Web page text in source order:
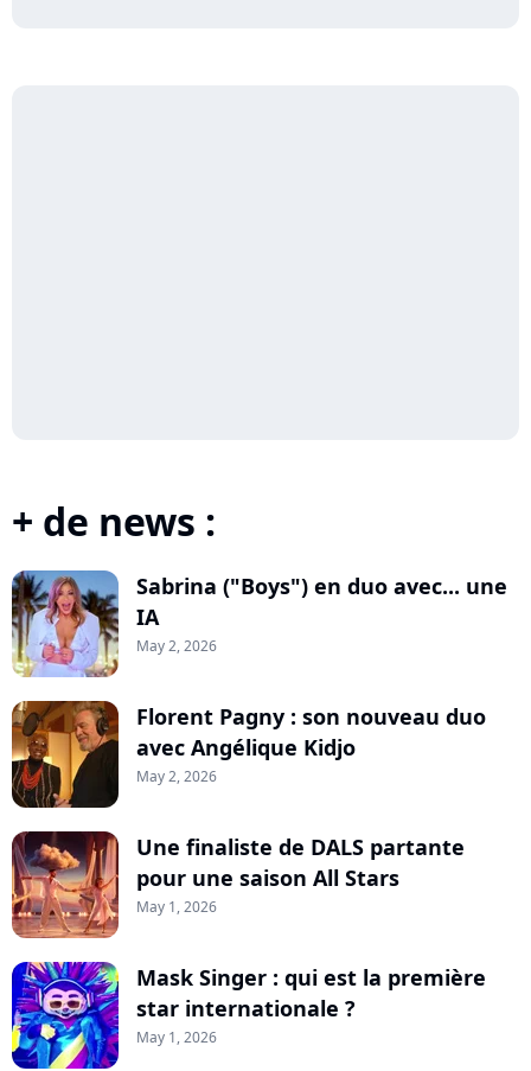
+ de news :
Sabrina ("Boys") en duo avec... une
IA
May 2, 2026
Florent Pagny : son nouveau duo
avec Angélique Kidjo
May 2, 2026
Une finaliste de DALS partante
pour une saison All Stars
May 1, 2026
Mask Singer : qui est la première
star internationale ?
May 1, 2026